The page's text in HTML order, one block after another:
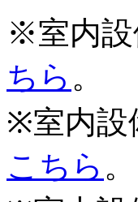
※室内
ちら 。
※室内
こちら 。